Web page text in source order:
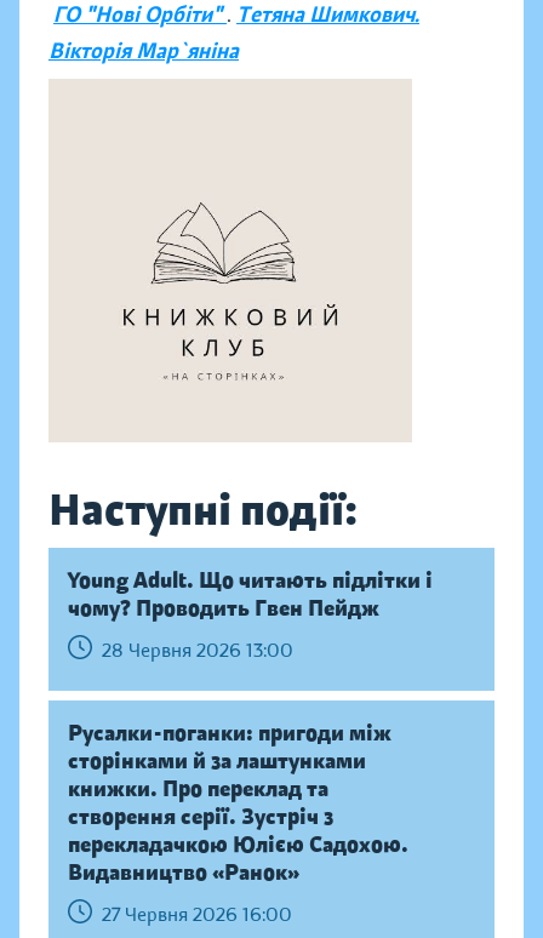
ГО "Нові Орбіти". Тетяна Шимкович.
Вікторія Мар`яніна
Наступні події:
Young Adult. Що читають підлітки і
чому? Проводить Гвен Пейдж
28 Червня 2026 13:00
Русалки-поганки: пригоди між
сторінками й за лаштунками
книжки. Про переклад та
створення серії. Зустріч з
перекладачкою Юлією Садохою.
Видавництво «Ранок»
27 Червня 2026 16:00